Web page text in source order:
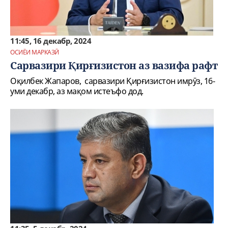
11:45, 16 декабр, 2024
ОСИЁИ МАРКАЗӢ
Сарвазири Қирғизистон аз вазифа рафт
Оқилбек Жапаров, сарвазири Қирғизистон имрӯз, 16-
уми декабр, аз мақом истеъфо дод.